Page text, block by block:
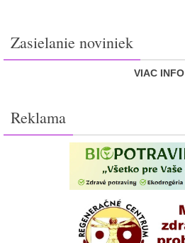
Zasielanie noviniek
VIAC INFO
Reklama